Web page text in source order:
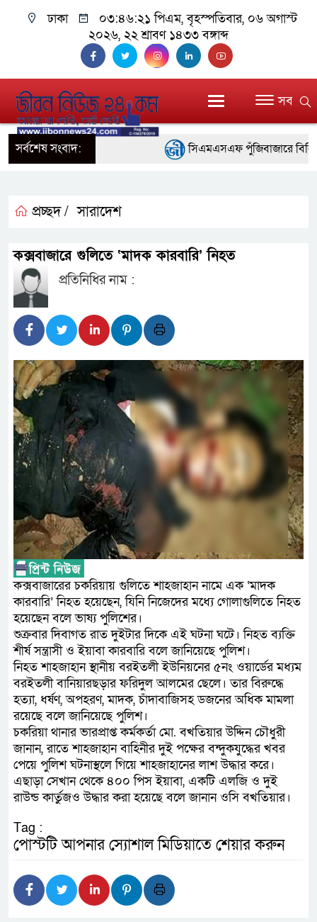
ঢাকা ০৩:৪৬:২১ পিএম, বৃহস্পতিবার, ০৬ অগাস্ট
২০২৬, ২২ শ্রাবণ ১৪৩৩ বঙ্গাব্দ
সব
সর্বশেষ সংবাদ:
সিএমএসএফ পুঁজিবাজারে
নদী দূষণ রোধে সমন্বিত
ওমানের সঙ্গে ইরানের হরমুজ
ফ্যাসিবাদবিরোধী আন্দোলনে
নিরপেক্ষ ও বিশ্বাসযোগ্য : প্রধানমন্ত্রী
বাগেরহাট মেডিকেল
জুলাই স্মৃতি জাদুঘরের দুয়ার
ফিলিপাইনের দক্ষিণ উপকূলে ৬.৩
আগস্টের শেষ সপ্তাহে খুলছে
প্রচ্ছদ / সারাদেশ
কক্সবাজারে গুলিতে ‘মাদক কারবারি’ নিহত
প্রতিনিধির নাম :
কক্সবাজারের চকরিয়ায় গুলিতে শাহজাহান নামে এক ‘মাদক
কারবারি’ নিহত হয়েছেন, যিনি নিজেদের মধ্যে গোলাগুলিতে নিহত
হয়েছেন বলে ভাষ্য পুলিশের।
শুক্রবার দিবাগত রাত দুইটার দিকে এই ঘটনা ঘটে। নিহত ব্যক্তি
শীর্ষ সন্ত্রাসী ও ইয়াবা কারবারি বলে জানিয়েছে পুলিশ।
নিহত শাহজাহান স্থানীয় বরইতলী ইউনিয়নের ৫নং ওয়ার্ডের মধ্যম
বরইতলী বানিয়ারছড়ার ফরিদুল আলমের ছেলে। তার বিরুদ্ধে
হত্যা, ধর্ষণ, অপহরণ, মাদক, চাঁদাবাজিসহ ডজনের অধিক মামলা
রয়েছে বলে জানিয়েছে পুলিশ।
চকরিয়া থানার ভারপ্রাপ্ত কর্মকর্তা মো. বখতিয়ার উদ্দিন চৌধুরী
জানান, রাতে শাহজাহান বাহিনীর দুই পক্ষের বন্দুকযুদ্ধের খবর
পেয়ে পুলিশ ঘটনাস্থলে গিয়ে শাহজাহানের লাশ উদ্ধার করে।
এছাড়া সেখান থেকে ৪০০ পিস ইয়াবা, একটি এলজি ও দুই
রাউন্ড কার্তুজও উদ্ধার করা হয়েছে বলে জানান ওসি বখতিয়ার।
Tag :
পোস্টটি আপনার স্যোশাল মিডিয়াতে শেয়ার করুন